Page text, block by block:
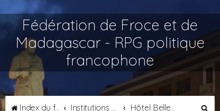
Fédération de Froce et de
Madagascar - RPG politique
francophone
Index du forum